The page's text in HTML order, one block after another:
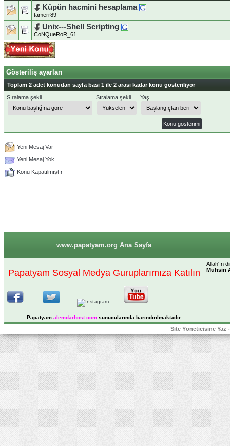
Küpün hacmini hesaplama
tamerr89
Unix---Shell Scripting
CoNQueRoR_61
Gösteriliş ayarları
Toplam 2 adet konudan sayfa basi 1 ile 2 arasi kadar konu gösteriliyor
Sıralama şekli
Sıralama şekli Yaş
Yeni Mesaj Var
Yeni Mesaj Yok
Konu Kapatılmıştır
www.papatyam.org Ana Sayfa
Papatyam Sosyal Medya Guruplarımıza Katılın
Papatyam alemdarhost.comsunucularında barındırılmaktadır.
Allah'ın
Muhsin
Site Yöneticisine Yaz